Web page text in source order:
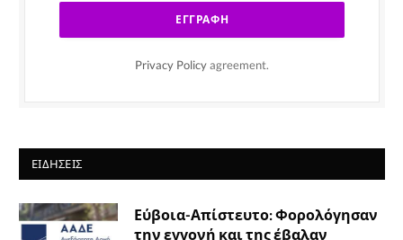
Privacy Policy agreement.
ΕΙΔΉΣΕΙΣ
Εύβοια-Απίστευτο: Φορολόγησαν
την εγγονή και της έβαλαν